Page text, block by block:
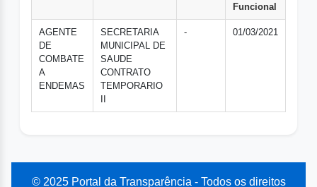
Funcional
AGENTE
DE
COMBATE
A
ENDEMAS
SECRETARIA
MUNICIPAL DE
SAUDE
CONTRATO
TEMPORARIO
- 01/03/2021
© 2025 Portal da Transparência - Todos os direitos